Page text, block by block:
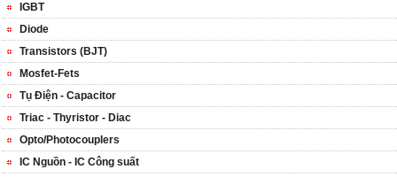
IGBT
Diode
Transistors (BJT)
Mosfet-Fets
Tụ Điện - Capacitor
Triac - Thyristor - Diac
Opto/Photocouplers
IC Nguồn - IC Công suất